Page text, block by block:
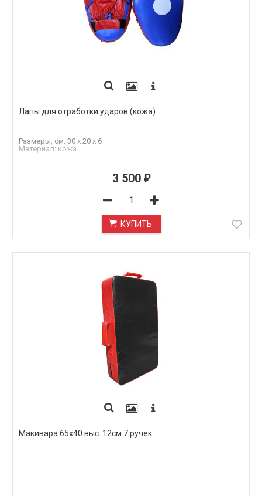
Лапы для отработки ударов (кожа)
Размеры, см: 30 x 20 х 6
Материал: кожа
3 500 ₽
КУПИТЬ
Макивара 65х40 выс. 12см 7 ручек